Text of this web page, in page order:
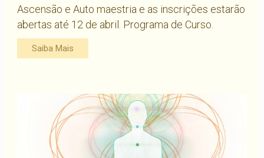
Ascensão e Auto maestria e as inscrições estarão
abertas até 12 de abril. Programa de Curso.
Saiba Mais